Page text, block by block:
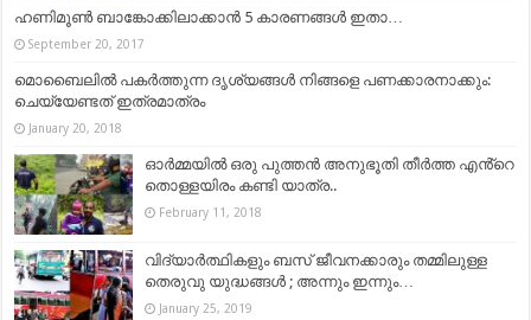
ഹണിമൂണ്‍ ബാങ്കോക്കിലാക്കാന്‍ 5 കാരണങ്ങള്‍ ഇതാ…
September 20, 2017
മൊബൈലില്‍ പകര്‍ത്തുന്ന ദൃശ്യങ്ങള്‍ നിങ്ങളെ പണക്കാരനാക്കും:
ചെയ്യേണ്ടത് ഇത്രമാത്രം
January 20, 2018
ഓർമ്മയിൽ ഒരു പുത്തൻ അനുഭൂതി തീർത്ത എൻ്റെ
തൊള്ളയിരം കണ്ടി യാത്ര..
February 11, 2018
വിദ്യാർത്ഥികളും ബസ് ജീവനക്കാരും തമ്മിലുള്ള
തെരുവു യുദ്ധങ്ങൾ ; അന്നും ഇന്നും…
January 25, 2019